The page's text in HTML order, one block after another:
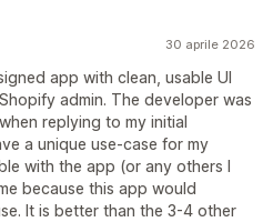
30 aprile 2026
app with clean, usable UI
admin. The developer was
replying to my initial
a unique use-case for my
with the app (or any others I
because this app would
It is better than the 3-4 other